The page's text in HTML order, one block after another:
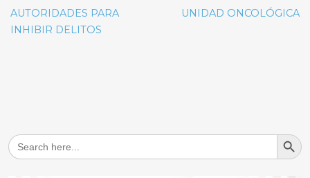
AUTORIDADES PARA
INHIBIR DELITOS
UNIDAD ONCOLÓGICA
Search
for:
Search